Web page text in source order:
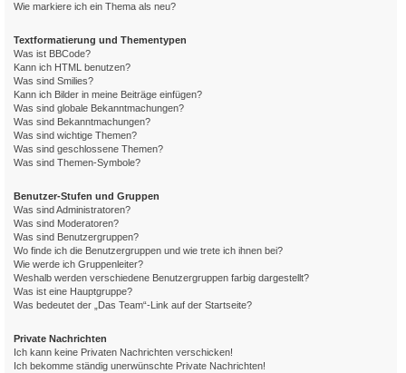
Wie markiere ich ein Thema als neu?
Textformatierung und Thementypen
Was ist BBCode?
Kann ich HTML benutzen?
Was sind Smilies?
Kann ich Bilder in meine Beiträge einfügen?
Was sind globale Bekanntmachungen?
Was sind Bekanntmachungen?
Was sind wichtige Themen?
Was sind geschlossene Themen?
Was sind Themen-Symbole?
Benutzer-Stufen und Gruppen
Was sind Administratoren?
Was sind Moderatoren?
Was sind Benutzergruppen?
Wo finde ich die Benutzergruppen und wie trete ich ihnen bei?
Wie werde ich Gruppenleiter?
Weshalb werden verschiedene Benutzergruppen farbig dargestellt?
Was ist eine Hauptgruppe?
Was bedeutet der „Das Team“-Link auf der Startseite?
Private Nachrichten
Ich kann keine Privaten Nachrichten verschicken!
Ich bekomme ständig unerwünschte Private Nachrichten!